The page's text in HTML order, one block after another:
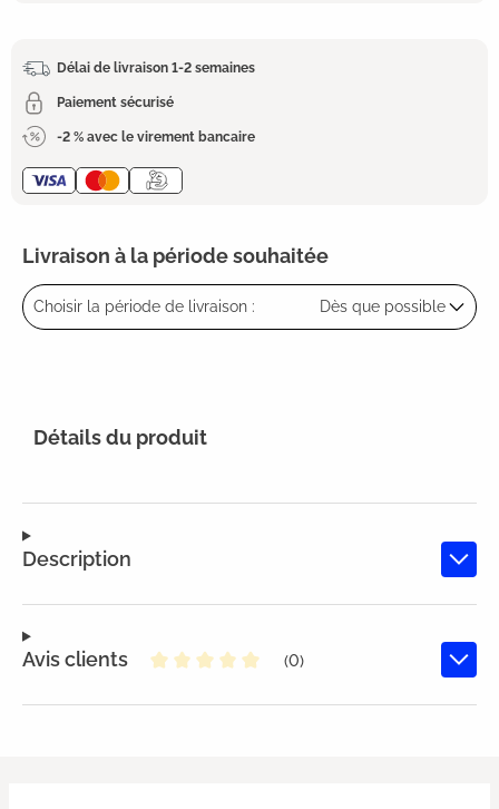
Délai de livraison 1-2 semaines
Paiement sécurisé
-2 % avec le virement bancaire
Livraison à la période souhaitée
Choisir la période de livraison : Dès que possible
Description
Avis clients
(0)
Détails du produit